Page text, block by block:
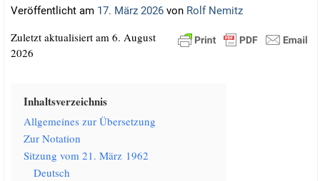
Veröffentlicht am 17. März 2026 von Rolf Nemitz
Zuletzt aktua­li­siert am 6. August
2026
Inhalts­ver­zeich­nis
All­ge­mei­nes zur Übersetzung
Zur Nota­ti­on
Sit­zung vom 21. März 1962
Deutsch